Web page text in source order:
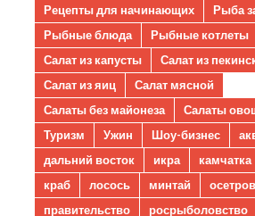
Рецепты для начинающих
Рыба
Рыбные блюда
Рыбные котлеты
Салат из капусты
Салат из
Салат из яиц
Салат мясной
Салаты без майонеза
Салаты
Туризм
Ужин Шоу-бизнес
дальний восток
икра камчатка
краб
лосось минтай
правительство
росрыболовство